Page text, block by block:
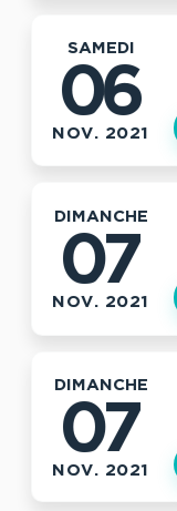
SAMEDI
06
NOV. 2021
DIMANCHE
07
NOV. 2021
DIMANCHE
07
NOV. 2021